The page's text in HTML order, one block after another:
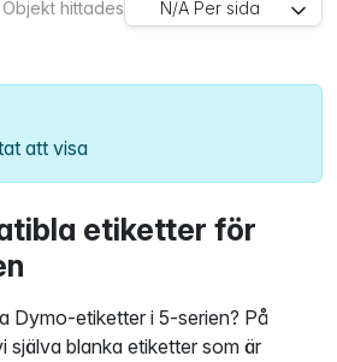
Objekt hittades N/A Per sida
att visa
etiketter för
Dymo-etiketter i 5-serien? På
själva blanka etiketter som är